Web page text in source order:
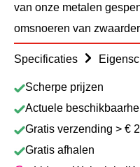
van onze metalen
omsnoeren van
Specificaties
Scherpe prijzen
Actuele
Gratis verzending > €
Gratis afhalen